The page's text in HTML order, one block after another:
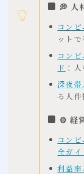
💭 人
コン
ット
コン
ド ：
深夜帯
る人
⚙ 経
コン
全ガイ
利益率